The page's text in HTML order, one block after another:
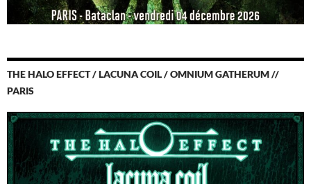
THE HALO EFFECT / LACUNA COIL / OMNIUM GATHERUM //
PARIS